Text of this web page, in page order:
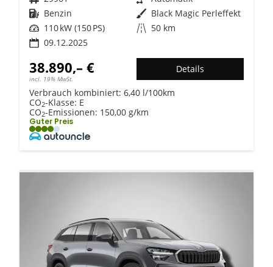
Kraftstoff Benzin Außenfarbe Black Magic Perleffekt
Leistung 110 kW (150 PS) Kilometerstand 50 km
09.12.2025
38.890,– €
incl. 19% MwSt.
Details
Verbrauch kombiniert: 6,40 l/100km
CO2-Klasse: E
CO2-Emissionen: 150,00 g/km
Guter Preis